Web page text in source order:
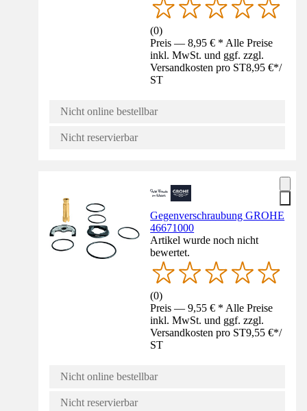
(0)
Preis — 8,95 € * Alle Preise
inkl. MwSt. und ggf. zzgl.
Versandkosten pro ST8,95 €*/
ST
Nicht online bestellbar
Nicht reservierbar
Gegenverschraubung GROHE
46671000
Artikel wurde noch nicht
bewertet.
(0)
Preis — 9,55 € * Alle Preise
inkl. MwSt. und ggf. zzgl.
Versandkosten pro ST9,55 €*/
ST
Nicht online bestellbar
Nicht reservierbar